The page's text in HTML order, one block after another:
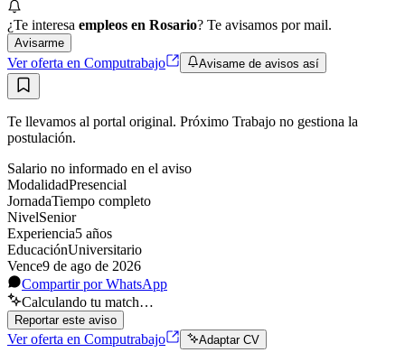
¿Te interesa empleos en Rosario? Te avisamos por mail.
Avisarme
Ver oferta en Computrabajo Avisame de avisos así
Te llevamos al portal original. Próximo Trabajo no gestiona la
postulación.
Salario no informado en el aviso
ModalidadPresencial
JornadaTiempo completo
NivelSenior
Experiencia5 años
EducaciónUniversitario
Vence9 de ago de 2026
Compartir por WhatsApp
Calculando tu match…
Reportar este aviso
Ver oferta en Computrabajo Adaptar CV